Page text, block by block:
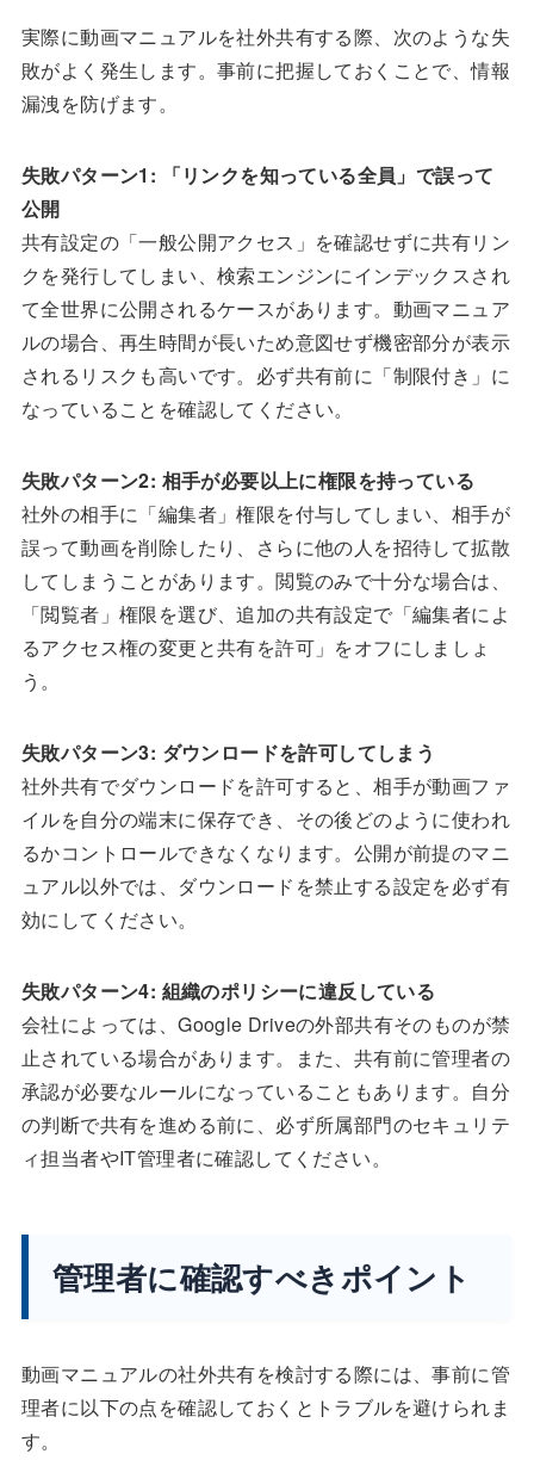
実際に動画マニュアルを社外共有する際、次のような失
敗がよく発生します。事前に把握しておくことで、情報
漏洩を防げます。
失敗パターン1: 「リンクを知っている全員」で誤って
公開
共有設定の「一般公開アクセス」を確認せずに共有リン
クを発行してしまい、検索エンジンにインデックスされ
て全世界に公開されるケースがあります。動画マニュア
ルの場合、再生時間が長いため意図せず機密部分が表示
されるリスクも高いです。必ず共有前に「制限付き」に
なっていることを確認してください。
失敗パターン2: 相手が必要以上に権限を持っている
社外の相手に「編集者」権限を付与してしまい、相手が
誤って動画を削除したり、さらに他の人を招待して拡散
してしまうことがあります。閲覧のみで十分な場合は、
「閲覧者」権限を選び、追加の共有設定で「編集者によ
るアクセス権の変更と共有を許可」をオフにしましょ
う。
失敗パターン3: ダウンロードを許可してしまう
社外共有でダウンロードを許可すると、相手が動画ファ
イルを自分の端末に保存でき、その後どのように使われ
るかコントロールできなくなります。公開が前提のマニ
ュアル以外では、ダウンロードを禁止する設定を必ず有
効にしてください。
失敗パターン4: 組織のポリシーに違反している
会社によっては、Google Driveの外部共有そのものが禁
止されている場合があります。また、共有前に管理者の
承認が必要なルールになっていることもあります。自分
の判断で共有を進める前に、必ず所属部門のセキュリテ
ィ担当者やIT管理者に確認してください。
管理者に確認すべきポイント
動画マニュアルの社外共有を検討する際には、事前に管
理者に以下の点を確認しておくとトラブルを避けられま
す。